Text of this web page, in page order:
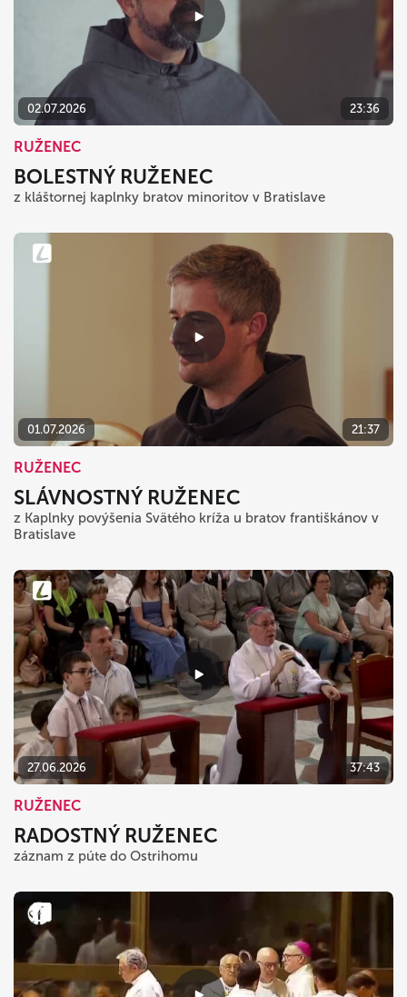
02.07.2026 23:36
RUŽENEC
BOLESTNÝ RUŽENEC
z kláštornej kaplnky bratov minoritov v Bratislave
01.07.2026 21:37
RUŽENEC
SLÁVNOSTNÝ RUŽENEC
z Kaplnky povýšenia Svätého kríža u bratov františkánov v
Bratislave
27.06.2026 37:43
RUŽENEC
RADOSTNÝ RUŽENEC
záznam z púte do Ostrihomu